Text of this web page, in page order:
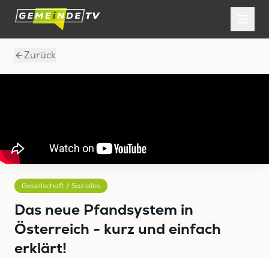
Zurück
Gesellschaft / Soziales
Das neue Pfandsystem in
Österreich - kurz und einfach
erklärt!